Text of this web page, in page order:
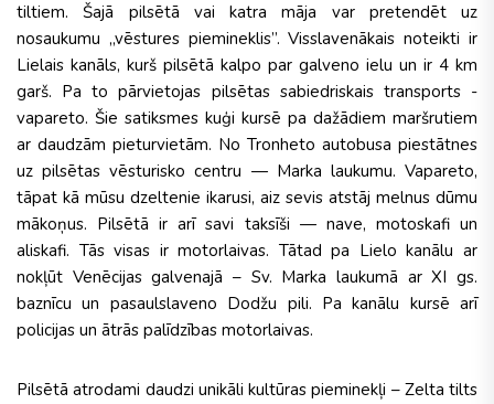
tiltiem. Šajā pilsētā vai katra māja var pretendēt uz
nosaukumu „vēstures piemineklis”. Visslavenākais noteikti ir
Lielais kanāls, kurš pilsētā kalpo par galveno ielu un ir 4 km
garš. Pa to pārvietojas pilsētas sabiedriskais transports -
vapareto. Šie satiksmes kuģi kursē pa dažādiem maršrutiem
ar daudzām pieturvietām. No Tronheto autobusa piestātnes
uz pilsētas vēsturisko centru — Marka laukumu. Vapareto,
tāpat kā mūsu dzeltenie ikarusi, aiz sevis atstāj melnus dūmu
mākoņus. Pilsētā ir arī savi taksīši — nave, motoskafi un
aliskafi. Tās visas ir motorlaivas. Tātad pa Lielo kanālu ar
nokļūt Venēcijas galvenajā – Sv. Marka laukumā ar XI gs.
baznīcu un pasaulslaveno Dodžu pili. Pa kanālu kursē arī
policijas un ātrās palīdzības motorlaivas.
Pilsētā atrodami daudzi unikāli kultūras pieminekļi – Zelta tilts